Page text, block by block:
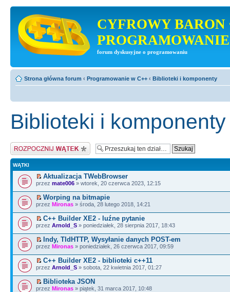
CYFROWY BARON
PROGRAMOWANIE
forum dyskusyjne o programowaniu
Strona główna forum ‹ Programowanie w C++ ‹ Biblioteki i komponenty
Biblioteki i komponenty
Napisz wątek
WĄTKI
Aktualizacja TWebBrowser
przez mate006 » wtorek, 20 czerwca 2023, 12:15
Worping na bitmapie
przez Mironas » środa, 28 lutego 2018, 14:21
C++ Builder XE2 - luźne pytanie
przez Arnold_S » poniedziałek, 28 sierpnia 2017, 18:43
Indy, TIdHTTP, Wysyłanie danych POST-em
przez Mironas » poniedziałek, 26 czerwca 2017, 09:59
C++ Builder XE2 - biblioteki c++11
przez Arnold_S » sobota, 22 kwietnia 2017, 01:27
Biblioteka JSON
przez Mironas » piątek, 31 marca 2017, 10:48